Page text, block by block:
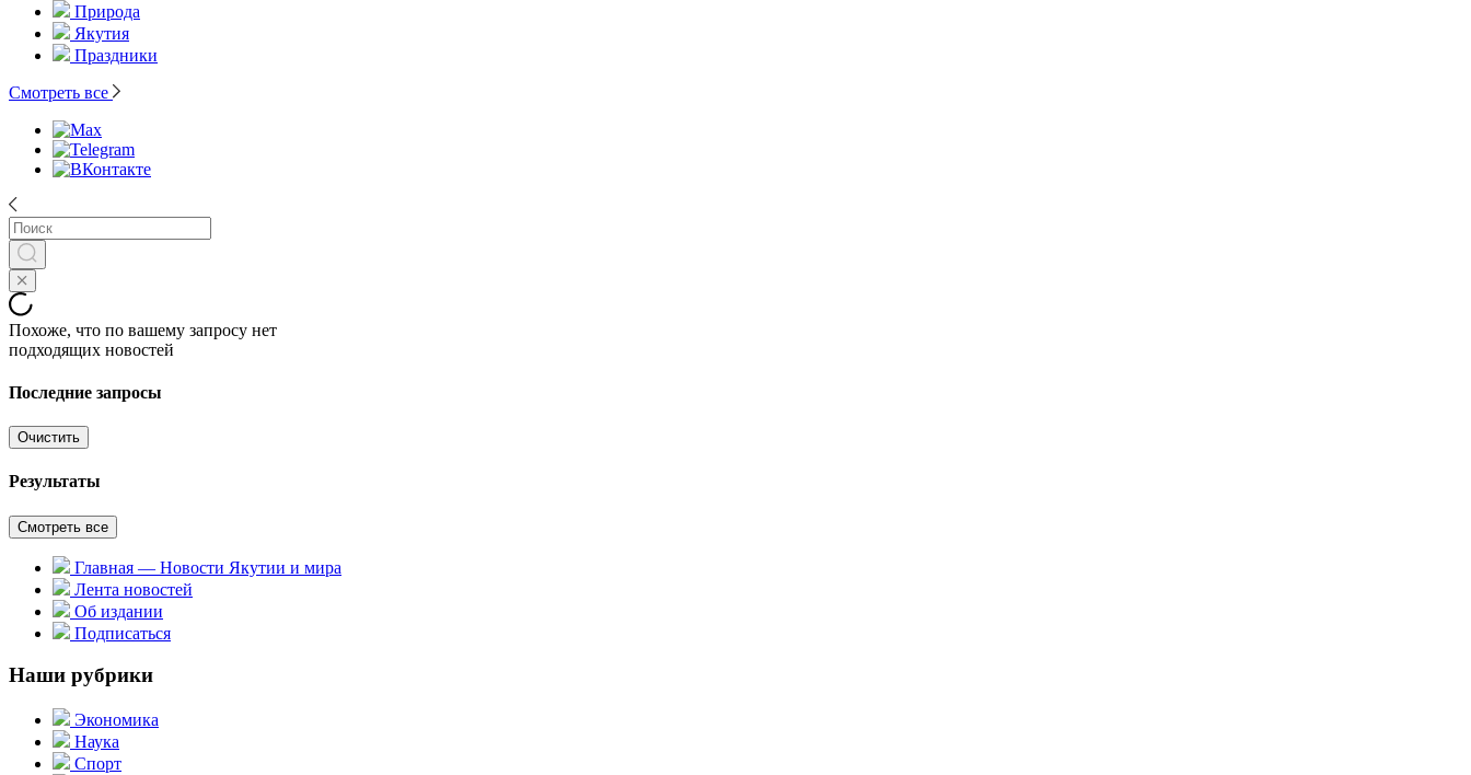
Природа
Якутия
Праздники
Смотреть все
Похоже, что по вашему запросу нет
подходящих новостей
Последние запросы
Очистить
Результаты
Смотреть все
Главная — Новости Якутии и мира
Лента новостей
Об издании
Подписаться
Наши рубрики
Экономика
Наука
Спорт